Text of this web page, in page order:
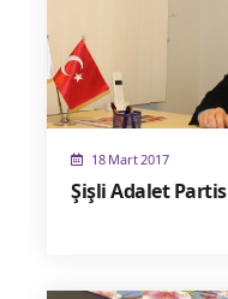
18 Mart 2017
Şişli Adalet